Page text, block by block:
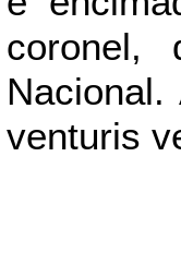
coronel,
venturis